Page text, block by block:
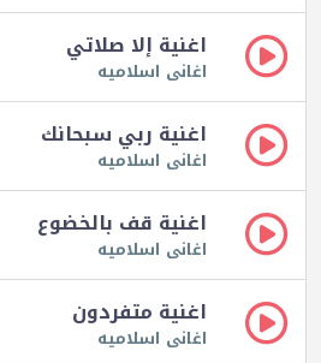
اغنية إلا صلاتي
اغانى اسلاميه
اغنية ربي سبحانك
اغانى اسلاميه
اغنية قف بالخضوع
اغانى اسلاميه
اغنية متفردون
اغانى اسلاميه